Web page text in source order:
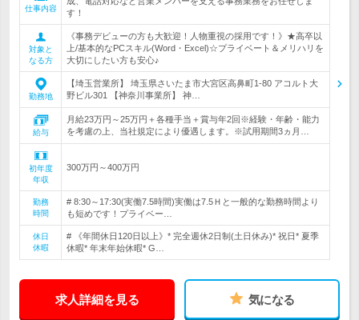
仕事内容
す！
対象と
なる方
《事務デビューの方も大歓迎！人物重視の採用です！》★高卒以
上/基本的なPCスキル(Word・Excel)☆プライベート＆メリハリを
大切にしたい方も安心♪
勤務地
【埼玉営業所】 埼玉県さいたま市大宮区高鼻町1-80 アコルト大
野ビル301 【神奈川事業所】 神…
給与
月給23万円～25万円＋各種手当＋賞与年2回※経験・年齢・能力
を考慮の上、当社規定により優遇します。※試用期間3ヵ月…
初年度
年収
300万円～400万円
勤務
時間
# 8:30～17:30(実働7.5時間)実働は7.5Ｈと一般的な勤務時間より
も短めです！プライベー…
休日
休暇
# 《年間休日120日以上》* 完全週休2日制(土日休み)* 祝日* 夏季
休暇* 年末年始休暇* G…
求人詳細を見る 気になる